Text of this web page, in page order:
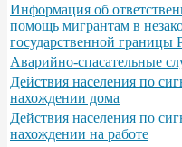
Информация об
помощь мигрантам в
государственной границы
Аварийно-спасательные
Действия населения по
нахождении дома
Действия населения по
нахождении на работе